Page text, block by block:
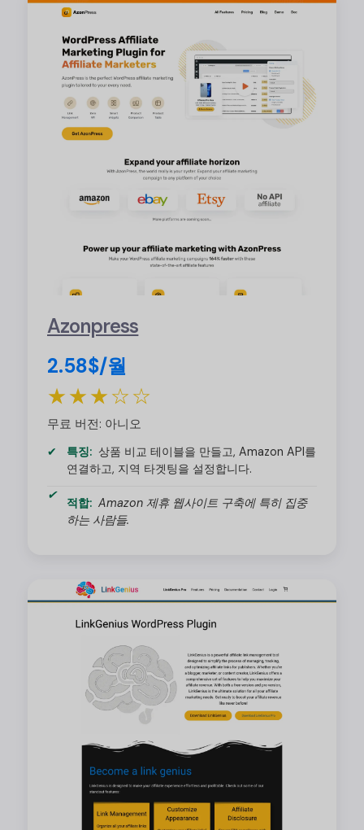
Azonpress
2.58$/월
★★★☆☆
무료 버전: 아니오
특징: 상품 비교 테이블을 만들고, Amazon API를
연결하고, 지역 타겟팅을 설정합니다.
적합: Amazon 제휴 웹사이트 구축에 특히 집중
하는 사람들.